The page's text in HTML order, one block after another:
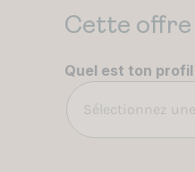
Cette offre
Quel est ton profil
Sélectionnez